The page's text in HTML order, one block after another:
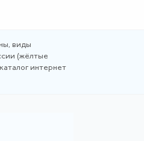
виды
(жёлтые
интернет